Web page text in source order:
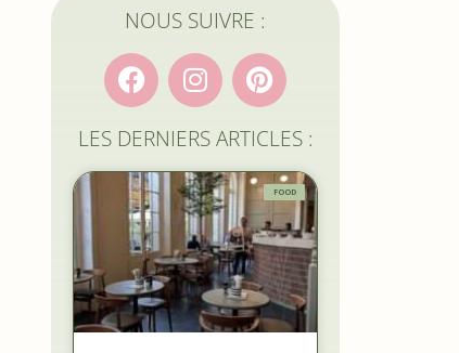
NOUS SUIVRE :
LES DERNIERS ARTICLES :
FOOD